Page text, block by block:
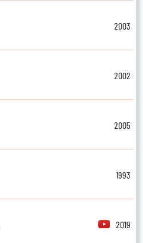
2003
2002
2005
1993
2019